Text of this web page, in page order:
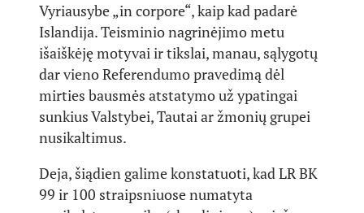
Vyriausybe „in corpore“, kaip kad padarė
Islandija. Teisminio nagrinėjimo metu
išaiškėję motyvai ir tikslai, manau, sąlygotų
dar vieno Referendumo pravedimą dėl
mirties bausmės atstatymo už ypatingai
sunkius Valstybei, Tautai ar žmonių grupei
nusikaltimus.
Deja, šiądien galime konstatuoti, kad LR BK
99 ir 100 straipsniuose numatyta